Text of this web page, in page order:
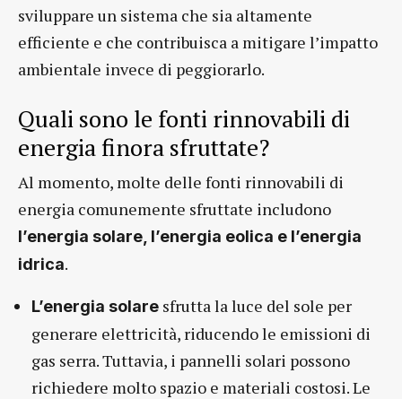
sviluppare un sistema che sia altamente
efficiente e che contribuisca a mitigare l’impatto
ambientale invece di peggiorarlo.
Quali sono le fonti rinnovabili di
energia finora sfruttate?
Al momento, molte delle fonti rinnovabili di
energia comunemente sfruttate includono
l’energia solare, l’energia eolica e l’energia
idrica.
L’energia solare sfrutta la luce del sole per
generare elettricità, riducendo le emissioni di
gas serra. Tuttavia, i pannelli solari possono
richiedere molto spazio e materiali costosi. Le